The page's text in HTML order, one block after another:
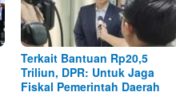
Terkait Bantuan Rp20,5
Triliun, DPR: Untuk Jaga
Fiskal Pemerintah Daerah